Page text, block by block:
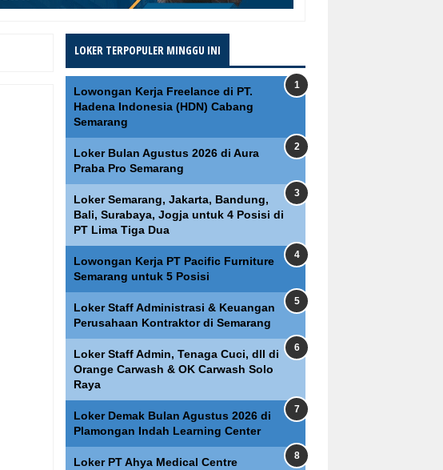
LOKER TERPOPULER MINGGU INI
Lowongan Kerja Freelance di PT.
Hadena Indonesia (HDN) Cabang
Semarang
Loker Bulan Agustus 2026 di Aura
Praba Pro Semarang
Loker Semarang, Jakarta, Bandung,
Bali, Surabaya, Jogja untuk 4 Posisi di
PT Lima Tiga Dua
Lowongan Kerja PT Pacific Furniture
Semarang untuk 5 Posisi
Loker Staff Administrasi & Keuangan
Perusahaan Kontraktor di Semarang
Loker Staff Admin, Tenaga Cuci, dll di
Orange Carwash & OK Carwash Solo
Raya
Loker Demak Bulan Agustus 2026 di
Plamongan Indah Learning Center
Loker PT Ahya Medical Centre